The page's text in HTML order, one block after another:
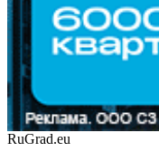
RuGrad.eu